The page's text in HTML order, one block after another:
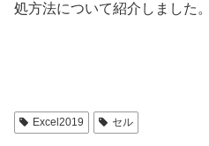
処方法について紹介しました。
Excel2019 セル